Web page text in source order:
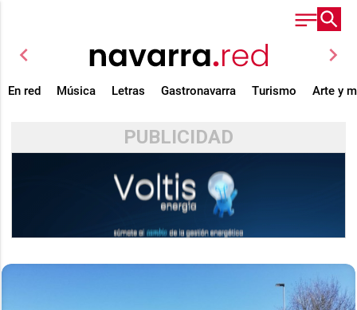
chevron_left chevron_right
En red Música Letras Gastronavarra Turismo Arte y
PUBLICIDAD